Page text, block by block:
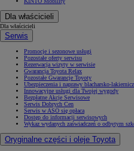
Dla właścicieli
Dla właścicieli
Serwis
Promocje i sezonowe usługi
Pozostałe oferty serwisu
Rezerwacja wizyty w serwisie
Gwarancja Toyota Relax
Pozostałe Gwarancje Toyoty
Ubezpieczenia i naprawy blacharsko-
Innowacyjne usługi dla Twojej wygody
Bezpłatne Akcje Serwisowe
Serwis Dobrych Cen
Serwis w ASO się opłaca
Dostęp do informacji serwisowych
Wykaz wydanych zaświadczeń o odbytym
Oryginalne części i oleje Toyota